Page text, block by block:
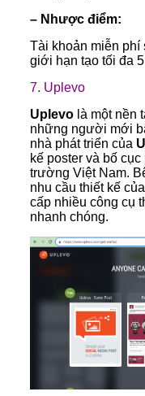
– Nhược điểm:
Tài khoản miễn phí
giới hạn tạo tối đa
7. Uplevo
Uplevolà một nền
những người mới
nhà phát triển của
kế poster và bố
trường Việt Nam.
nhu cầu thiết kế
cấp nhiều công cụ
nhanh chóng.